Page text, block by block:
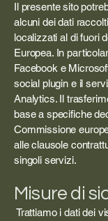
Il presente sito
alcuni dei dati
localizzati al di fuori
Europea. In
Facebook e
social plugin e il
Analytics. Il
base a specifiche
Commissione
alle clausole
singoli servizi.
Misure di
Trattiamo i dati dei